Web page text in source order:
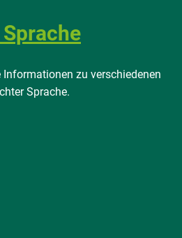
Informationen zu verschiedenen
Sprache.